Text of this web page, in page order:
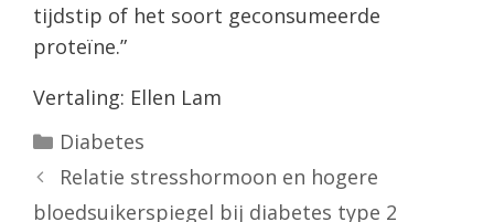
tijdstip of het soort geconsumeerde
proteïne.”
Vertaling: Ellen Lam
Categorieën
Diabetes
Relatie stresshormoon en hogere
bloedsuikerspiegel bij diabetes type 2